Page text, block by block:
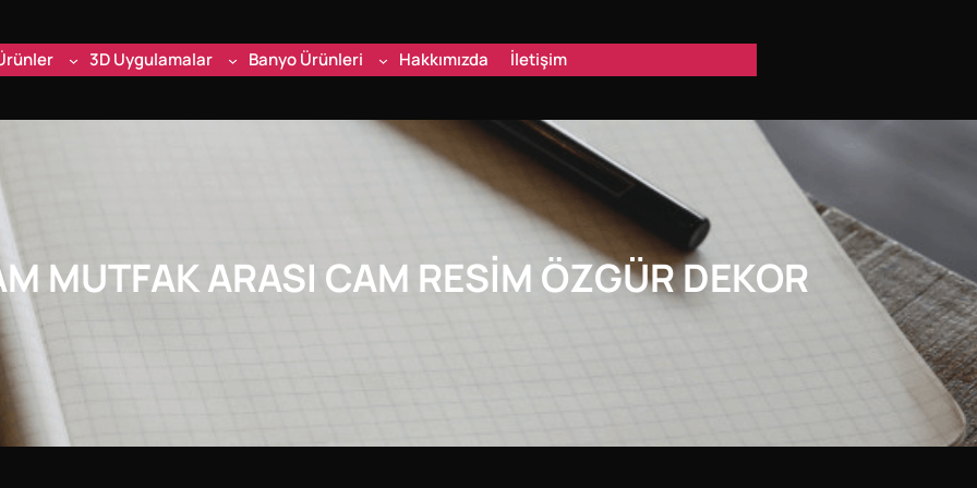
3D Uygulamalar Banyo Ürünleri Hakkımızda İletişim
MUTFAK ARASI CAM RESIM ÖZGÜR DEKOR